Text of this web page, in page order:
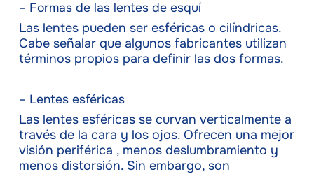
– Formas de las lentes de esquí
Las lentes pueden ser esféricas o cilíndricas.
Cabe señalar que algunos fabricantes utilizan
términos propios para definir las dos formas.
– Lentes esféricas
Las lentes esféricas se curvan verticalmente a
través de la cara y los ojos. Ofrecen una mejor
visión periférica , menos deslumbramiento y
menos distorsión. Sin embargo, son